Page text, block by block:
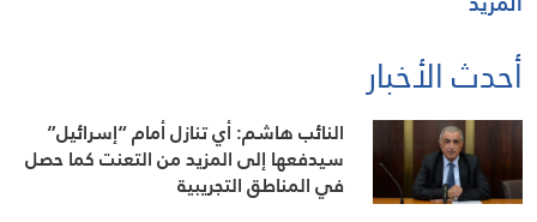
أحدث الأخبار
النائب هاشم: أي تنازل أمام “إسرائيل”
سيدفعها إلى المزيد من التعنت كما حصل
في المناطق التجريبية